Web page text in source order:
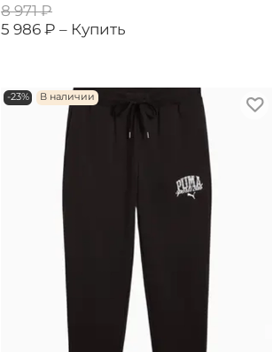
8 971 ₽
5 986 ₽ – Купить
-23% В наличии